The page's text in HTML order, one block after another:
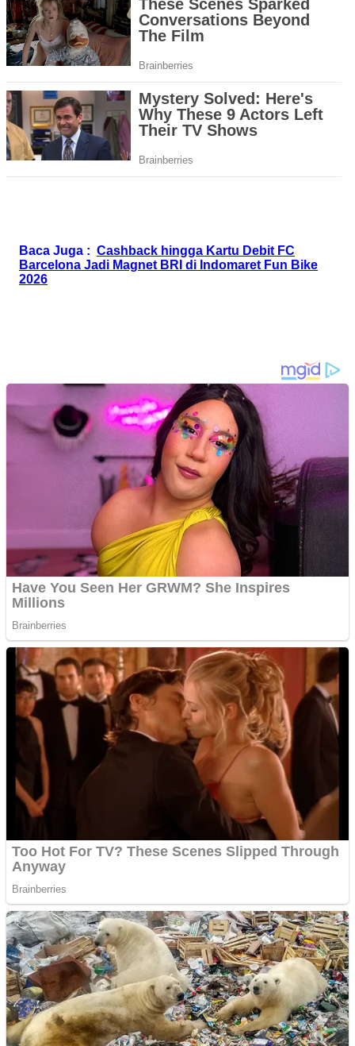
Baca Juga : Cashback hingga Kartu Debit FC
Barcelona Jadi Magnet BRI di Indomaret Fun Bike
2026